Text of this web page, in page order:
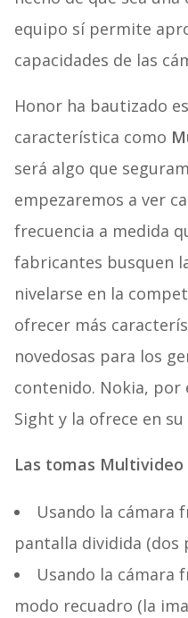
equipo sí permite
capacidades de las
Honor ha bautizado
característica como
será algo que
empezaremos a ver
frecuencia a medida
fabricantes busquen
nivelarse en la
ofrecer más
novedosas para los
contenido. Nokia, por
Sight y la ofrece en su
Las tomas Multivideo
Usando la cámara
pantalla dividida (dos
Usando la cámara
modo recuadro (la